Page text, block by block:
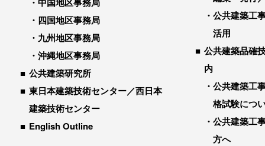
四国地区事務局
九州地区事務局
沖縄地区事務局
公共建築研究所
東日本建築技術センター／西日本
建築技術センター
English Outline
公共建築工
活用
公共建築品確
内
公共建築工
格試験につ
公共建築工
方へ